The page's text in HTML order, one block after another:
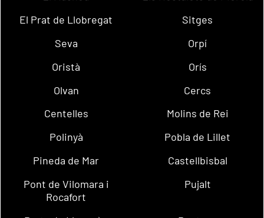
El Prat de Llobregat
Sitges
Seva
Orpí
Oristà
Orís
Olvan
Cercs
Centelles
Molins de Rei
Polinyà
Pobla de Lillet
Pineda de Mar
Castellbisbal
Pont de Vilomara i
Rocafort
Pujalt